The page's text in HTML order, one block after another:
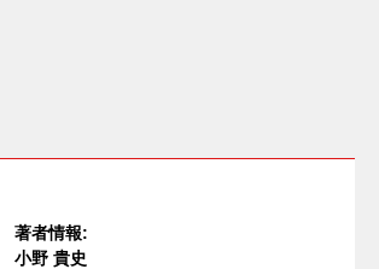
著者情報:
小野 貴史